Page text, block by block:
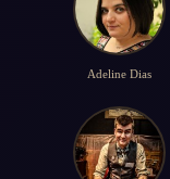
Adeline Dias